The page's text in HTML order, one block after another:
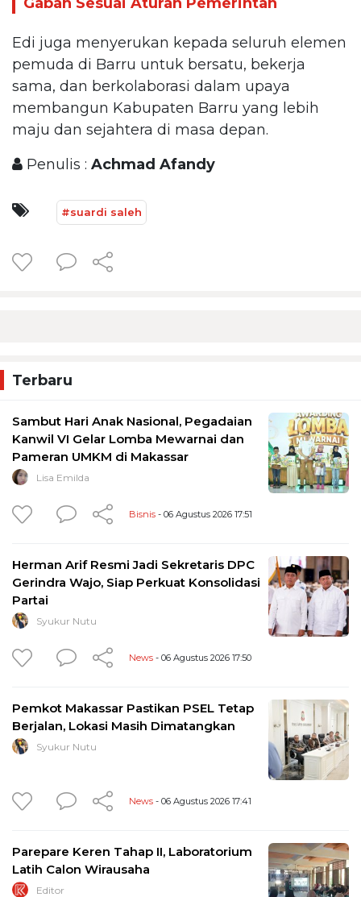
Edi juga menyerukan kepada seluruh elemen
pemuda di Barru untuk bersatu, bekerja
sama, dan berkolaborasi dalam upaya
membangun Kabupaten Barru yang lebih
maju dan sejahtera di masa depan.
Penulis : Achmad Afandy
#suardi saleh
Terbaru
Sambut Hari Anak Nasional, Pegadaian
Kanwil VI Gelar Lomba Mewarnai dan
Pameran UMKM di Makassar
Lisa Emilda
Bisnis - 06 Agustus 2026 17:51
Herman Arif Resmi Jadi Sekretaris DPC
Gerindra Wajo, Siap Perkuat Konsolidasi
Partai
Syukur Nutu
News - 06 Agustus 2026 17:50
Pemkot Makassar Pastikan PSEL Tetap
Berjalan, Lokasi Masih Dimatangkan
Syukur Nutu
News - 06 Agustus 2026 17:41
Parepare Keren Tahap II, Laboratorium
Latih Calon Wirausaha
Editor